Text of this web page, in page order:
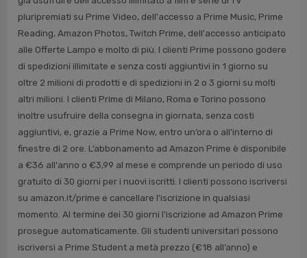
pluripremiati su Prime Video, dell'accesso a Prime Music, Prime
Reading, Amazon Photos, Twitch Prime, dell'accesso anticipato
alle Offerte Lampo e molto di più. I clienti Prime possono godere
di spedizioni illimitate e senza costi aggiuntivi in 1 giorno su
oltre 2 milioni di prodotti e di spedizioni in 2 o 3 giorni su molti
altri milioni. I clienti Prime di Milano, Roma e Torino possono
inoltre usufruire della consegna in giornata, senza costi
aggiuntivi, e, grazie a Prime Now, entro un’ora o all’interno di
finestre di 2 ore. L’abbonamento ad Amazon Prime è disponibile
a €36 all'anno o €3,99 al mese e comprende un periodo di uso
gratuito di 30 giorni per i nuovi iscritti. I clienti possono iscriversi
su amazon.it/prime e cancellare l'iscrizione in qualsiasi
momento. Al termine dei 30 giorni l'iscrizione ad Amazon Prime
prosegue automaticamente. Gli studenti universitari possono
iscriversi a Prime Student a metà prezzo (€18 all’anno) e